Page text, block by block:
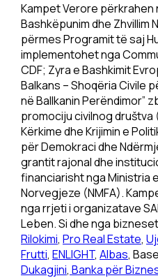
Kampet Verore
Bashkëpunim dhe Zhvillim
përmes Programit të saj
implementohet nga
CDF; Zyra e Bashkimit
Balkans – Shoqëria Civile
në Ballkanin Perëndimor”
promociju civilnog društva
Kërkime dhe Krijimin e
për Demokraci dhe
grantit rajonal dhe
financiarisht nga Ministria
Norvegjeze (NMFA).
nga rrjeti i organizatave
Leben. Si dhe nga
Rilokimi, Pro Real Estate,
Frutti, ENLIGHT, Albas,
Dukagjini, Banka për